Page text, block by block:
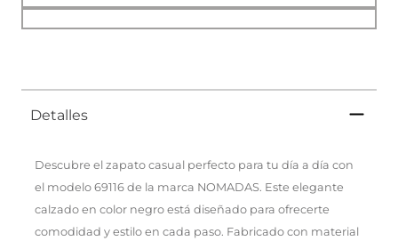
Detalles
Descubre el zapato casual perfecto para tu día a día con
el modelo 69116 de la marca NOMADAS. Este elegante
calzado en color negro está diseñado para ofrecerte
comodidad y estilo en cada paso. Fabricado con material